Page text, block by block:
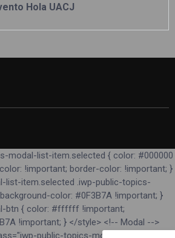
Hola UACJ
modal-list-item.selected { color: #000000
!important; border-color: !important; }
list-item.selected .iwp-public-topics-
color: #0F3B7A !important; }
btn { color: #ffffff !important;
!important; } </style> <!-- Modal -->
public-topics-modal-backdrop